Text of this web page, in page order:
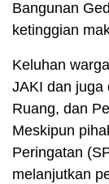
Bangunan
ketinggian
Keluhan
JAKI dan juga
Ruang, dan
Meskipun
Peringatan
melanjutkan